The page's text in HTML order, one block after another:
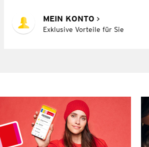
MEIN KONTO
Exklusive Vorteile für Sie